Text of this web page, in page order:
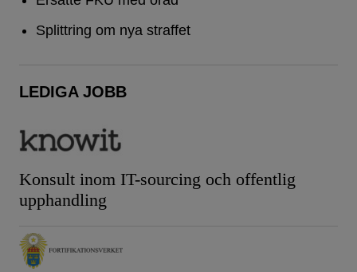
Splittring om nya straffet
LEDIGA JOBB
Konsult inom IT-sourcing och offentlig
upphandling